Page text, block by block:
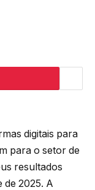
digitais para
para o setor de
resultados
2025. A